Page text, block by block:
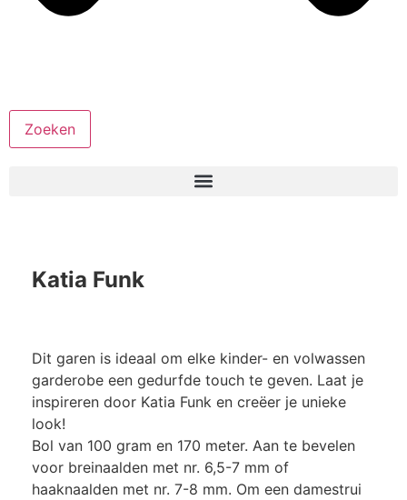
Zoeken
Katia Funk
Dit garen is ideaal om elke kinder- en volwassen
garderobe een gedurfde touch te geven. Laat je
inspireren door Katia Funk en creëer je unieke
look!
Bol van 100 gram en 170 meter. Aan te bevelen
voor breinaalden met nr. 6,5-7 mm of
haaknaalden met nr. 7-8 mm. Om een damestrui